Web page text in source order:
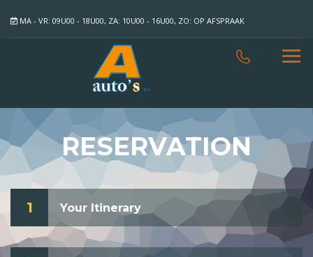
MA - VR: 09U00 - 18U00, ZA: 10U00 - 16U00, ZO: OP AFSPRAAK
RESERVATION
1 Your Itinerary